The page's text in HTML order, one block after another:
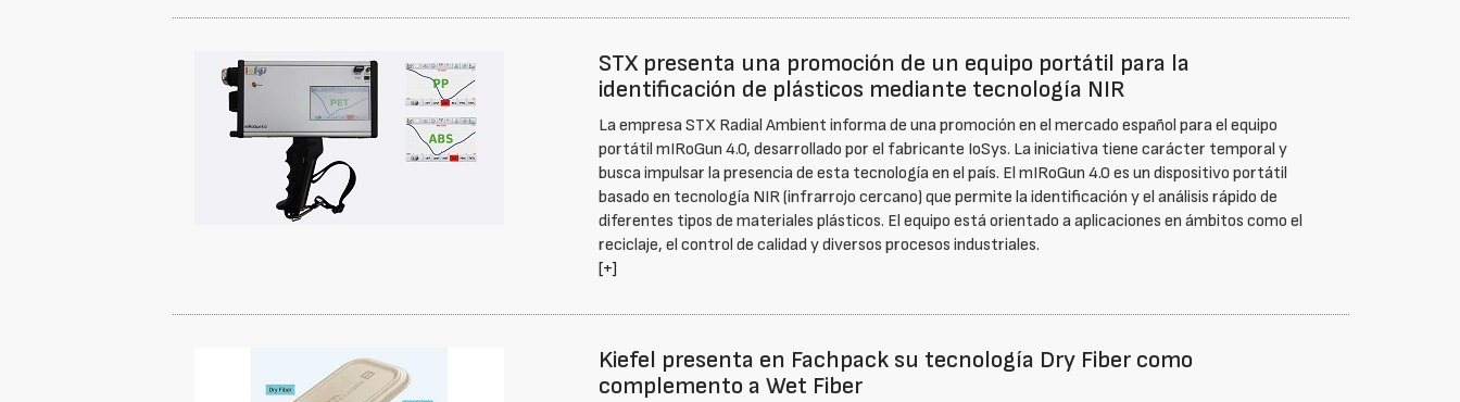
STX presenta una promoción de un equipo portátil para la
identificación de plásticos mediante tecnología NIR
La empresa STX Radial Ambient informa de una promoción en el mercado español para el equipo
portátil mIRoGun 4.0, desarrollado por el fabricante IoSys. La iniciativa tiene carácter temporal y
busca impulsar la presencia de esta tecnología en el país. El mIRoGun 4.0 es un dispositivo portátil
basado en tecnología NIR (infrarrojo cercano) que permite la identificación y el análisis rápido de
diferentes tipos de materiales plásticos. El equipo está orientado a aplicaciones en ámbitos como el
reciclaje, el control de calidad y diversos procesos industriales.
[+]
Kiefel presenta en Fachpack su tecnología Dry Fiber como
complemento a Wet Fiber